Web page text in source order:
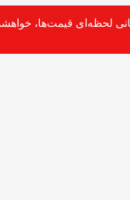
لحظه‌ای قیمت‌ها،